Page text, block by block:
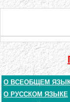
О ВСЕОБЩЕМ
О РУССКОМ ЯЗЫКЕ